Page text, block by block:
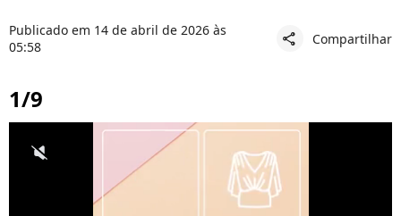
Publicado em 14 de abril de 2026 às
05:58
share Compartilhar
1/9